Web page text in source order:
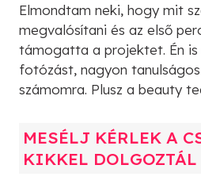
Elmondtam neki, hogy mit
megvalósítani és az első
támogatta a projektet. Én
fotózást, nagyon
számomra. Plusz a beauty
MESÉLJ KÉRLEK A
KIKKEL DOLGOZTÁL